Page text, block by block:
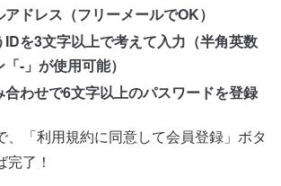
ドレス（フリーメールでOK）
IDを3文字以上で考えて入力（半角英数
-」が使用可能）
合わせで6文字以上のパスワードを登録
、「利用規約に同意して会員登録」ボタ
完了！